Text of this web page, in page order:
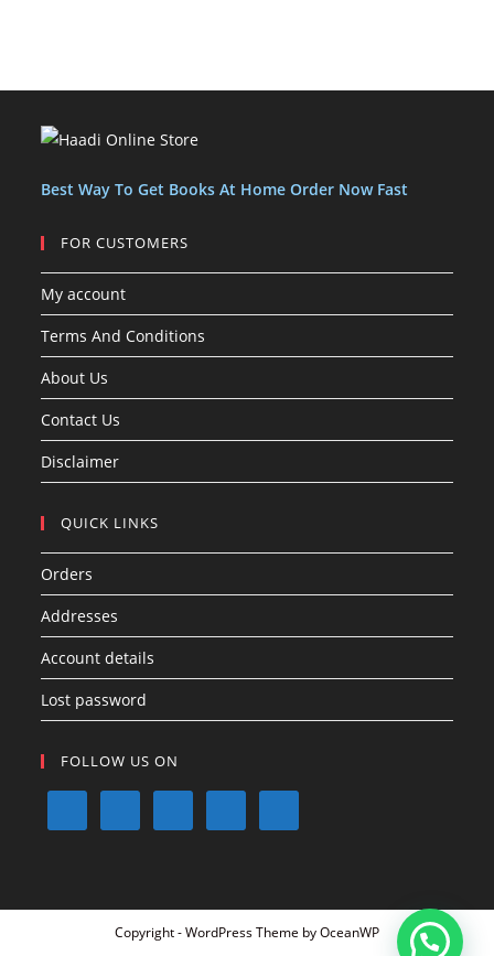
Best Way To Get Books At Home Order Now Fast
FOR CUSTOMERS
My account
Terms And Conditions
About Us
Contact Us
Disclaimer
QUICK LINKS
Orders
Addresses
Account details
Lost password
FOLLOW US ON
Copyright - WordPress Theme by OceanWP